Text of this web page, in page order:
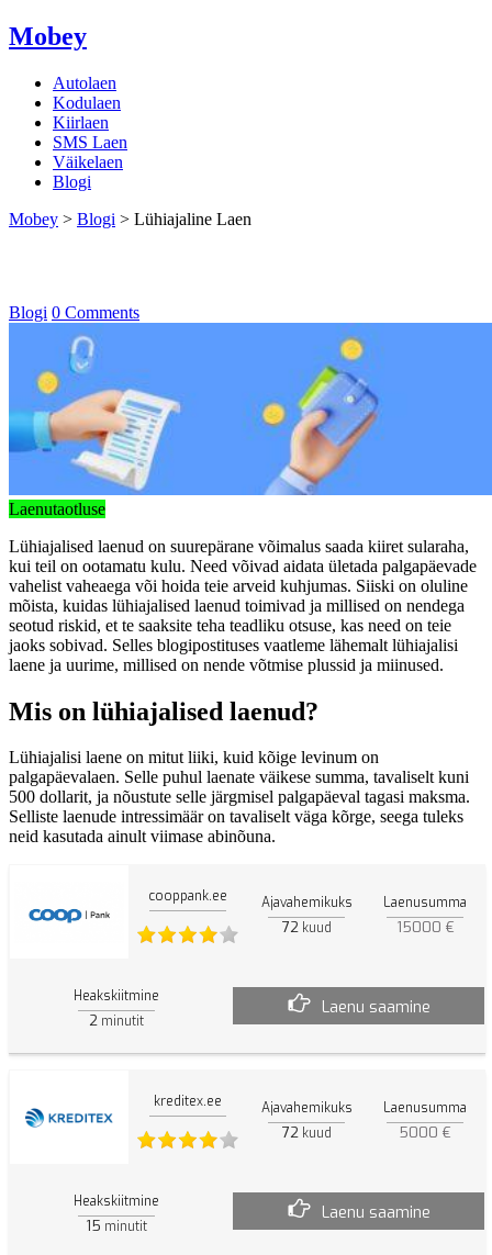
Mobey
Autolaen
Kodulaen
Kiirlaen
SMS Laen
Väikelaen
Blogi
Mobey > Blogi > Lühiajaline Laen
Blogi 0 Comments
Laenutaotluse
Lühiajalised laenud on suurepärane võimalus saada kiiret sularaha,
kui teil on ootamatu kulu. Need võivad aidata ületada palgapäevade
vahelist vaheaega või hoida teie arveid kuhjumas. Siiski on oluline
mõista, kuidas lühiajalised laenud toimivad ja millised on nendega
seotud riskid, et te saaksite teha teadliku otsuse, kas need on teie
jaoks sobivad. Selles blogipostituses vaatleme lähemalt lühiajalisi
laene ja uurime, millised on nende võtmise plussid ja miinused.
Mis on lühiajalised laenud?
Lühiajalisi laene on mitut liiki, kuid kõige levinum on
palgapäevalaen. Selle puhul laenate väikese summa, tavaliselt kuni
500 dollarit, ja nõustute selle järgmisel palgapäeval tagasi maksma.
Selliste laenude intressimäär on tavaliselt väga kõrge, seega tuleks
neid kasutada ainult viimase abinõuna.
cooppank.ee Ajavahemikuks
72kuud
Laenusumma
15000 €
Heakskiitmine
2minutit
Laenu saamine
kreditex.ee Ajavahemikuks
72kuud
Laenusumma
5000 €
Heakskiitmine
15 minutit
Laenu saamine